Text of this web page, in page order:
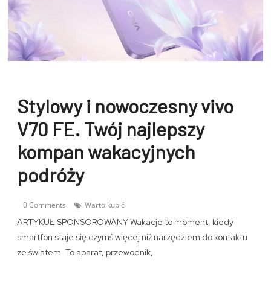
Stylowy i nowoczesny vivo
V70 FE. Twój najlepszy
kompan wakacyjnych
podróży
0 Comments Warto kupić
ARTYKUŁ SPONSOROWANY Wakacje to moment, kiedy
smartfon staje się czymś więcej niż narzędziem do kontaktu
ze światem. To aparat, przewodnik,